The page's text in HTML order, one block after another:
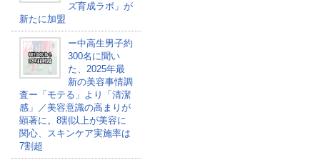
ズ育成ラボ」が
新たに加盟
ー中高生男子約
300名に聞い
た、2025年最
新の美容事情調
査ー「モテる」より「清潔
感」／美容意識の高まりが
顕著に。8割以上が美容に
関心、スキンケア実施率は
7割超